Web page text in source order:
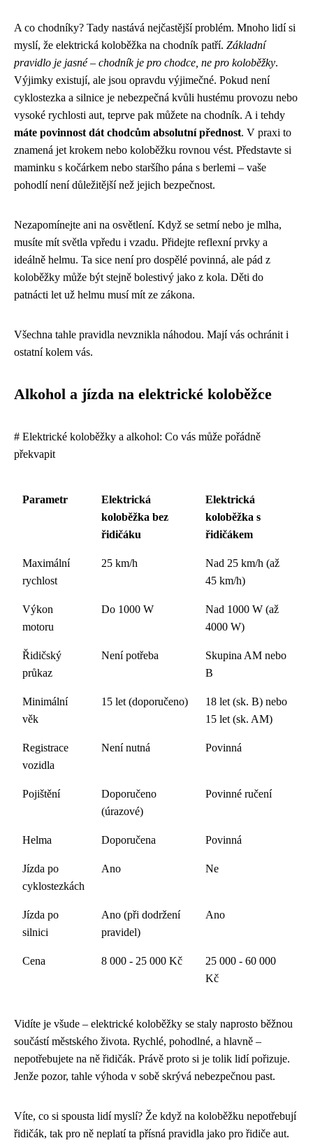
A co chodníky? Tady nastává nejčastější problém. Mnoho lidí si
myslí, že elektrická koloběžka na chodník patří. Základní
pravidlo je jasné – chodník je pro chodce, ne pro koloběžky.
Výjimky existují, ale jsou opravdu výjimečné. Pokud není
cyklostezka a silnice je nebezpečná kvůli hustému provozu nebo
vysoké rychlosti aut, teprve pak můžete na chodník. A i tehdy
máte povinnost dát chodcům absolutní přednost. V praxi to
znamená jet krokem nebo koloběžku rovnou vést. Představte si
maminku s kočárkem nebo staršího pána s berlemi – vaše
pohodlí není důležitější než jejich bezpečnost.
Nezapomínejte ani na osvětlení. Když se setmí nebo je mlha,
musíte mít světla vpředu i vzadu. Přidejte reflexní prvky a
ideálně helmu. Ta sice není pro dospělé povinná, ale pád z
koloběžky může být stejně bolestivý jako z kola. Děti do
patnácti let už helmu musí mít ze zákona.
Všechna tahle pravidla nevznikla náhodou. Mají vás ochránit i
ostatní kolem vás.
Alkohol a jízda na elektrické koloběžce
# Elektrické koloběžky a alkohol: Co vás může pořádně
překvapit
Parametr
Elektrická
koloběžka bez
řidičáku
Elektrická
koloběžka s
řidičákem
Maximální
rychlost
25 km/h
Nad 25 km/h (až
45 km/h)
Výkon
motoru
Do 1000 W
Nad 1000 W (až
4000 W)
Řidičský
průkaz
Není potřeba
Skupina AM nebo
B
Minimální
věk
15 let (doporučeno)
18 let (sk. B) nebo
15 let (sk. AM)
Registrace
vozidla
Není nutná Povinná
Pojištění
Doporučeno
(úrazové)
Povinné ručení
Helma Doporučena Povinná
Jízda po
cyklostezkách
Ano Ne
Jízda po
silnici
Ano (při dodržení
pravidel)
Ano
Cena 8 000 - 25 000 Kč
25 000 - 60 000
Kč
Vidíte je všude – elektrické koloběžky se staly naprosto běžnou
součástí městského života. Rychlé, pohodlné, a hlavně –
nepotřebujete na ně řidičák. Právě proto si je tolik lidí pořizuje.
Jenže pozor, tahle výhoda v sobě skrývá nebezpečnou past.
Víte, co si spousta lidí myslí? Že když na koloběžku nepotřebují
řidičák, tak pro ně neplatí ta přísná pravidla jako pro řidiče aut.